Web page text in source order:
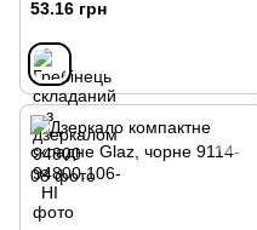
53.16 грн